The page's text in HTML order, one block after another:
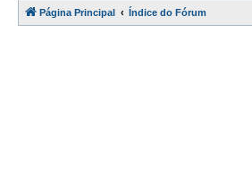
Página Principal Índice do Fórum